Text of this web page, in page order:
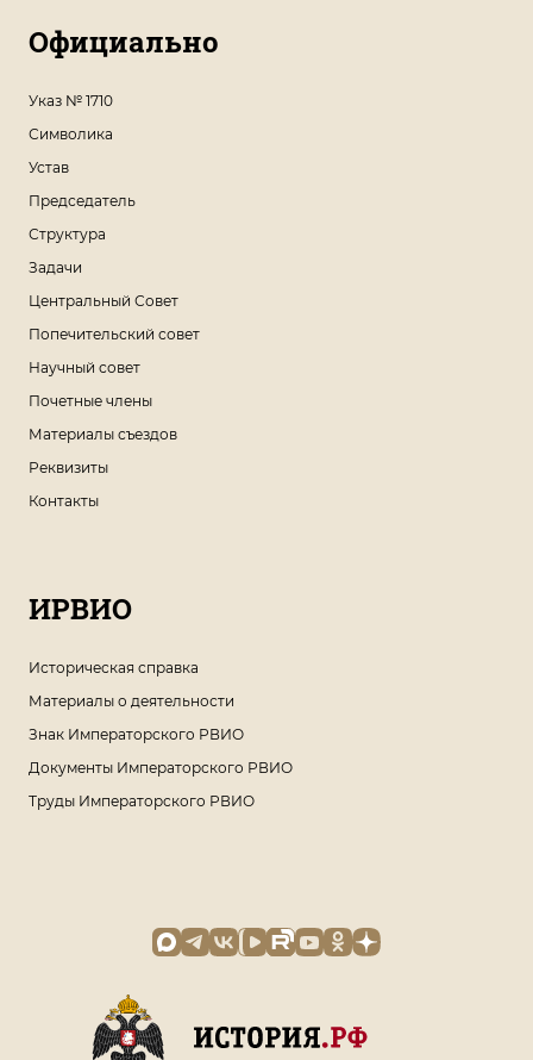
Официально
Указ № 1710
Символика
Устав
Председатель
Структура
Задачи
Центральный Совет
Попечительский совет
Научный совет
Почетные члены
Материалы съездов
Реквизиты
Контакты
ИРВИО
Историческая справка
Материалы о деятельности
Знак Императорского РВИО
Документы Императорского РВИО
Труды Императорского РВИО